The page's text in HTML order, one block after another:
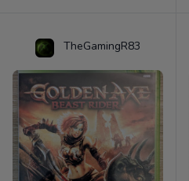
TheGamingR83